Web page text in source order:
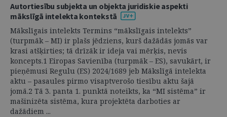
Autortiesību subjekta un objekta juridiskie aspekti
mākslīgā intelekta kontekstā
Mākslīgais intelekts Termins “mākslīgais intelekts”
(turpmāk – MI) ir plašs jēdziens, kurš dažādās jomās var
krasi atšķirties; tā drīzāk ir ideja vai mērķis, nevis
koncepts.1 Eiropas Savienība (turpmāk – ES), savukārt, ir
pieņēmusi Regulu (ES) 2024/1689 jeb Mākslīgā intelekta
aktu – pasaules pirmo visaptverošo tiesību aktu šajā
jomā.2 Tā 3. panta 1. punktā noteikts, ka “MI sistēma” ir
mašinizēta sistēma, kura projektēta darboties ar
dažādiem ...